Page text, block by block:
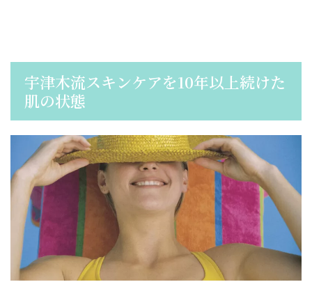
宇津木流スキンケアを10年以上続けた
肌の状態